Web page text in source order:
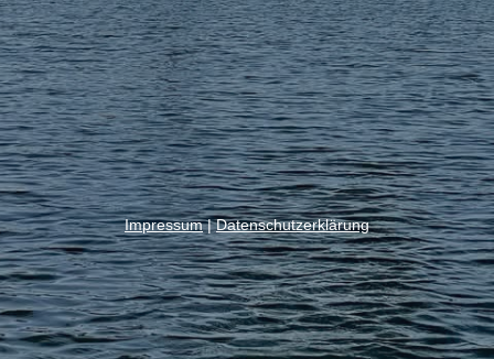
Impressum|Datenschutzerklärung